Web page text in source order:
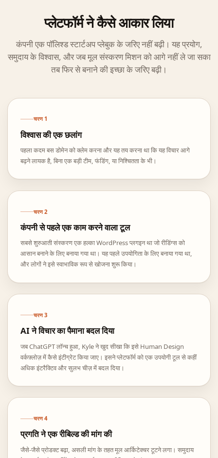
प्लेटफॉर्म ने कैसे आकार लिया
कंपनी एक पॉलिश्ड स्टार्टअप प्लेबुक के जरिए नहीं बढ़ी। यह प्रयोग,
समुदाय के विश्वास, और जब मूल संस्करण मिशन को आगे नहीं ले जा सका
तब फिर से बनाने की इच्छा के जरिए बढ़ी।
चरण 1
विश्वास की एक छलांग
पहला कदम बस डोमेन को क्लेम करना और यह तय करना था कि यह विचार आगे
बढ़ने लायक है, बिना एक बड़ी टीम, फंडिंग, या निश्चितता के भी।
चरण 2
कंपनी से पहले एक काम करने वाला टूल
सबसे शुरुआती संस्करण एक हल्का WordPress प्लगइन था जो रीडिंग्स को
आसान बनाने के लिए बनाया गया था। यह पहले उपयोगिता के लिए बनाया गया था,
और लोगों ने इसे स्वाभाविक रूप से खोजना शुरू किया।
चरण 3
AI ने विचार का पैमाना बदल दिया
जब ChatGPT लॉन्च हुआ, Kyle ने खुद सीखा कि इसे Human Design
वर्कफ़्लोज़ में कैसे इंटीग्रेट किया जाए। इसने प्लेटफॉर्म को एक उपयोगी टूल से कहीं
अधिक इंटरैक्टिव और सुलभ चीज़ में बदल दिया।
चरण 4
प्रगति ने एक रीबिल्ड की मांग की
जैसे-जैसे प्रोडक्ट बढ़ा, असली मांग के तहत मूल आर्किटेक्चर टूटने लगा। समुदाय